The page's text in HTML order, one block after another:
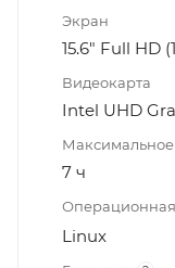
Экран
15.6" Full HD
Видеокарта
Intel UHD
Максимальное
7 ч
Операционная
Linux